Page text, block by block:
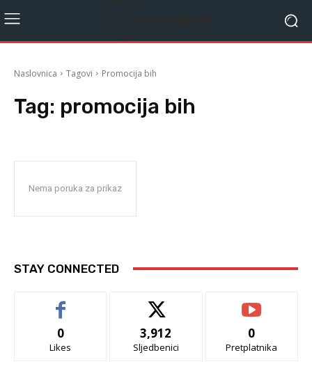
Naslovnica Tagovi Promocija bih
Tag: promocija bih
Nema poruka za prikaz
STAY CONNECTED
0
Likes
3,912
Sljedbenici
0
Pretplatnika